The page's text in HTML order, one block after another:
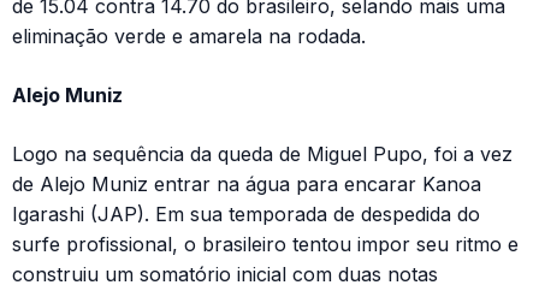
de 15.04 contra 14.70 do brasileiro, selando mais uma
eliminação verde e amarela na rodada.
Alejo Muniz
Logo na sequência da queda de Miguel Pupo, foi a vez
de Alejo Muniz entrar na água para encarar Kanoa
Igarashi (JAP). Em sua temporada de despedida do
surfe profissional, o brasileiro tentou impor seu ritmo e
construiu um somatório inicial com duas notas